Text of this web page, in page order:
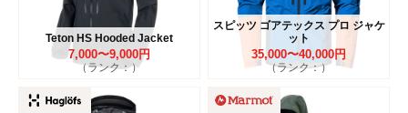
Teton HS Hooded Jacket
7,000〜9,000円
（ランク：）
スピッツ ゴアテックス プロ ジャケ
ット
35,000〜40,000円
（ランク：）